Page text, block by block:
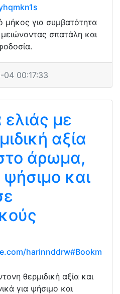
μήκος για συμβατότητα
σπατάλη και
00:17:33
με
αξία
άρωμα,
ψήσιμο και
harinnddrw#Bookm
θερμιδική αξία και
για ψήσιμο και